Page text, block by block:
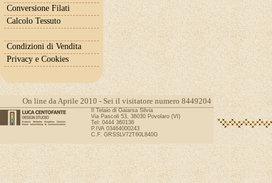
Conversione Filati
Calcolo Tessuto
Condizioni di Vendita
Privacy e Cookies
On line da Aprile 2010 - Sei il visitatore numero 8449204
Il Telaio di Gaiarsa Silvia
Via Pascoli 53, 36030 Povolaro (VI)
Tel: 0444 360136
P.IVA 03464000243
C.F. GRSSLV72T60L840G